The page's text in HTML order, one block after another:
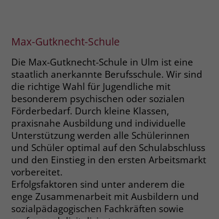
Max-Gutknecht-Schule
Die Max-Gutknecht-Schule in Ulm ist eine
staatlich anerkannte Berufsschule. Wir sind
die richtige Wahl für Jugendliche mit
besonderem psychischen oder sozialen
Förderbedarf. Durch kleine Klassen,
praxisnahe Ausbildung und individuelle
Unterstützung werden alle Schülerinnen
und Schüler optimal auf den Schulabschluss
und den Einstieg in den ersten Arbeitsmarkt
vorbereitet.
Erfolgsfaktoren sind unter anderem die
enge Zusammenarbeit mit Ausbildern und
sozialpädagogischen Fachkräften sowie
Anbieter .fonts.net
Laufzeit 30 Minuten
Zweck
This cookie, set by Cloudflare, is used to
support Cloudflare Bot Management.
Name JSessionID
Anbieter jobs.stiftung-liebenau.de
Laufzeit Session
Zweck
Behält die Zustände des Benutzers bei
allen Seitenanfragen bei.
Anbieter Google Ads
Laufzeit 90 Tage
Zweck Enthält eine zufallsgenerierte User-ID.
Name _gcl_aw
Anbieter Google Ads
Laufzeit 90 Tage
Dieses Cookie wird gesetzt, wenn ein
User über einen Klick auf eine Google
Werbeanzeige auf die Website gelangt.
Es enthält Informationen darüber,